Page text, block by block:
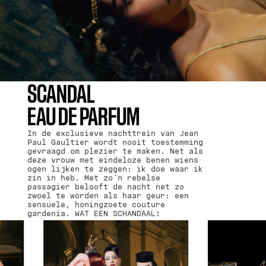
SCANDAL
EAU DE PARFUM
In de exclusieve nachttrein van Jean
Paul Gaultier wordt nooit toestemming
gevraagd om plezier te maken. Net als
deze vrouw met eindeloze benen wiens
ogen lijken te zeggen: ik doe waar ik
zin in heb. Met zo'n rebelse
passagier belooft de nacht net zo
zwoel te worden als haar geur: een
sensuele, honingzoete couture
gardenia. WAT EEN SCHANDAAL!